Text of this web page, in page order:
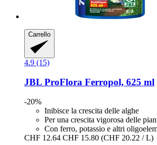
Carrello
4.9 (15)
JBL ProFlora Ferropol, 625 ml
-20%
Inibisce la crescita delle alghe
Per una crescita vigorosa delle
Con ferro, potassio e altri
CHF 12.64 CHF 15.80 (CHF 20.22 / L)